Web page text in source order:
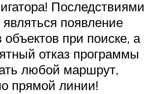
Последствиями
являться появление
объектов при поиске, а
отказ программы
любой маршрут,
прямой линии!